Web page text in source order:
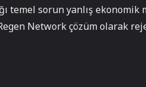
temel sorun yanlış ekonomik
Network çözüm olarak